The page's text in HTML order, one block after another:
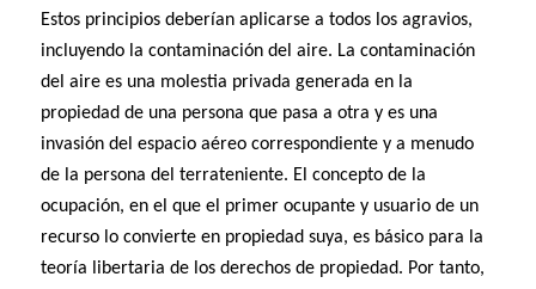
Estos principios deberían aplicarse a todos los agravios,
incluyendo la contaminación del aire. La contaminación
del aire es una molestia privada generada en la
propiedad de una persona que pasa a otra y es una
invasión del espacio aéreo correspondiente y a menudo
de la persona del terrateniente. El concepto de la
ocupación, en el que el primer ocupante y usuario de un
recurso lo convierte en propiedad suya, es básico para la
teoría libertaria de los derechos de propiedad. Por tanto,